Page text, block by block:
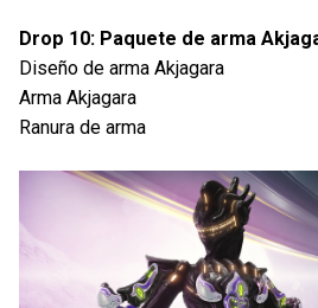
Drop 10: Paquete de arma
Diseño de arma Akjagara
Arma Akjagara
Ranura de arma